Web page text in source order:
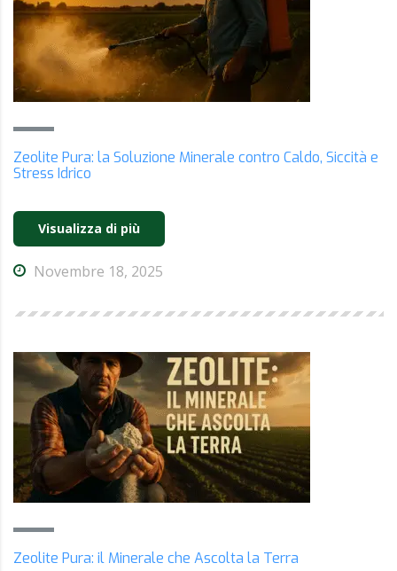
Zeolite Pura: la Soluzione Minerale contro Caldo, Siccità e
Stress Idrico
Visualizza di più
Novembre 18, 2025
Zeolite Pura: il Minerale che Ascolta la Terra